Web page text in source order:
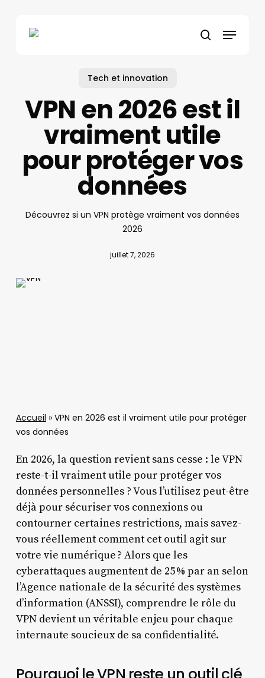
search
Menu
Tech et innovation
VPN en 2026 est il
vraiment utile
pour protéger vos
données
Découvrez si un VPN protège vraiment vos données
2026
juillet 7, 2026
Accueil » VPN en 2026 est il vraiment utile pour protéger
vos données
En 2026, la question revient sans cesse : le VPN
reste-t-il vraiment utile pour protéger vos
données personnelles ? Vous l’utilisez peut-être
déjà pour sécuriser vos connexions ou
contourner certaines restrictions, mais savez-
vous réellement comment cet outil agit sur
votre vie numérique ? Alors que les
cyberattaques augmentent de 25 % par an selon
l’Agence nationale de la sécurité des systèmes
d’information (ANSSI), comprendre le rôle du
VPN devient un véritable enjeu pour chaque
internaute soucieux de sa confidentialité.